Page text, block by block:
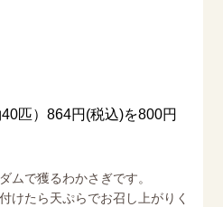
匹）864円(税込)を800円
ムで獲るわかさぎです。
けたら天ぷらでお召し上がりく